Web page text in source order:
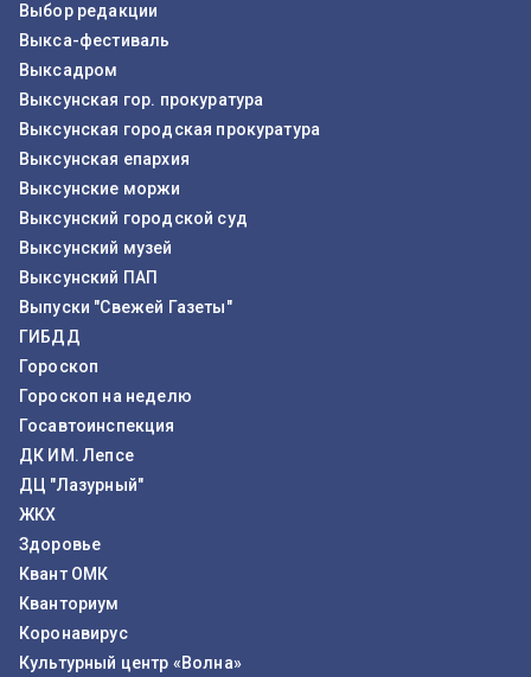
Выбор редакции
Выкса-фестиваль
Выксадром
Выксунская гор. прокуратура
Выксунская городская прокуратура
Выксунская епархия
Выксунские моржи
Выксунский городской суд
Выксунский музей
Выксунский ПАП
Выпуски "Свежей Газеты"
ГИБДД
Гороскоп
Гороскоп на неделю
Госавтоинспекция
ДК ИМ. Лепсе
ДЦ "Лазурный"
ЖКХ
Здоровье
Квант ОМК
Кванториум
Коронавирус
Культурный центр «Волна»